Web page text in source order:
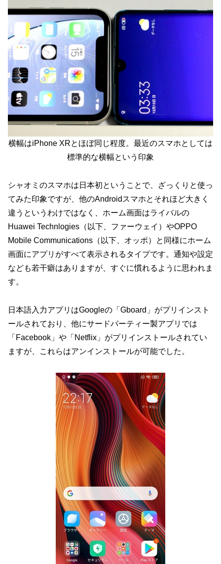
横幅はiPhone XRとほぼ同じ程度。最近のスマホとしては
標準的な横幅という印象
シャオミのスマホは日本初ということで、ざっくりと使っ
てみた印象ですが、他のAndroidスマホとそれほど大きく
違うというわけではなく、ホーム画面はライバルの
Huawei Technlogies（以下、ファーウェイ）やOPPO
Mobile Communications（以下、オッポ）と同様にホーム
画面にアプリがすべて表示されるタイプです。通知や設定
なども若干癖はありますが、すぐに慣れるように思われま
す。
日本語入力アプリはGoogleの「Gboard」がプリインスト
ールされており、他にサードパーティー製アプリでは
「Facebook」や「Netflix」がプリインストールされてい
ますが、これらはアンインストールが可能でした。